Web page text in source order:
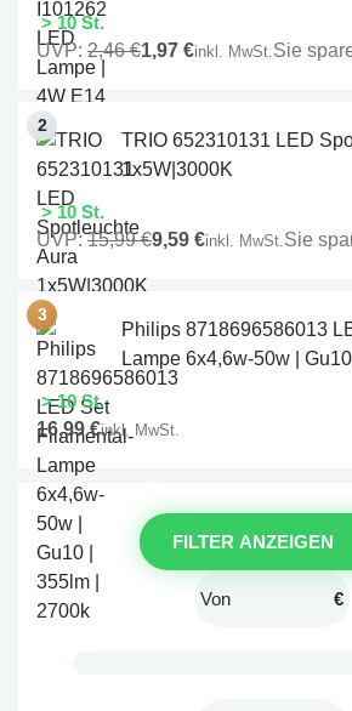
> 10 St.
UVP: 2,46 €1,97 €inkl. MwSt. Sie
TRIO 652310131 LED
1x5W|3000K
> 10 St.
UVP:15,99 €9,59 €inkl. MwSt. Sie
Philips 8718696586013
Lampe 6x4,6w-50w |
> 10 St.
16,99 €inkl. MwSt.
FILTER ANZEIGEN
€